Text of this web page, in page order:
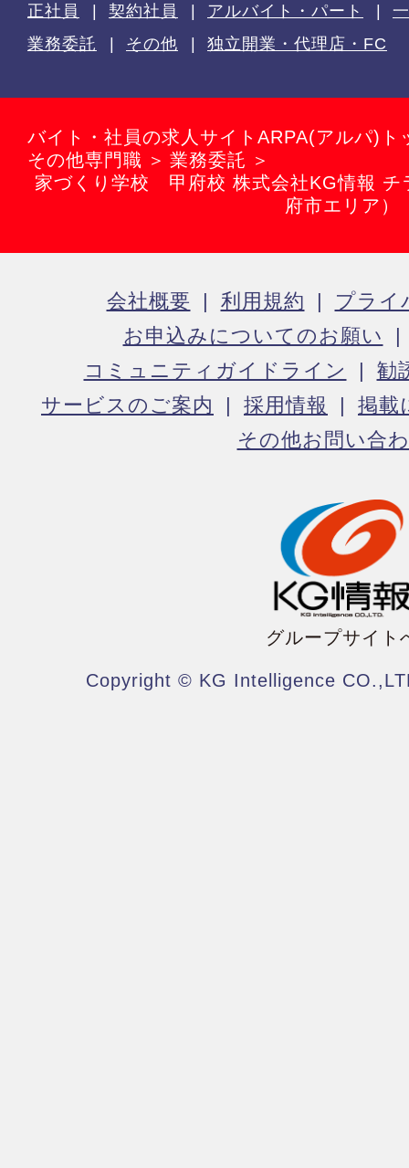
正社員 契約社員 アルバイト・パート
業務委託
その他 独立開業・代理店・FC
バイト・社員の求人サイトARPA(アルパ)ト
その他専門職
業務委託
家づくり学校 甲府校 株式会社KG情報 チ
府市エリア）
会社概要 利用規約
プライ
お申込みについてのお願い
コミュニティガイドライン
勧
サービスのご案内
採用情報
掲載
その他お問い合
グループサイト
Copyright © KG Intelligence